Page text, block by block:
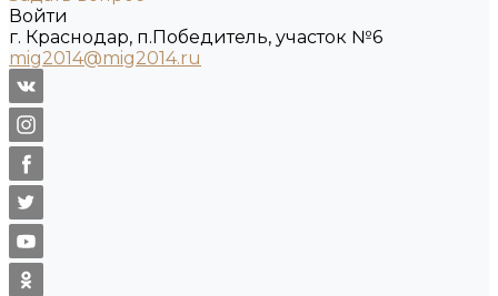
Войти
г. Краснодар, п.Победитель, участок №6
mig2014@mig2014.ru